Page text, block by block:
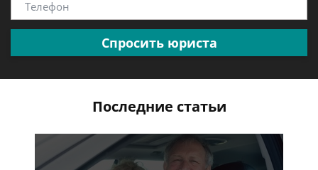
Спросить юриста
Последние статьи